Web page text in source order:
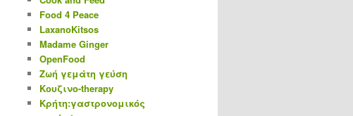
Food 4 Peace
LaxanoKitsos
Madame Ginger
OpenFood
Ζωή γεμάτη γεύση
Κουζινο-therapy
Κρήτη:γαστρονομικός